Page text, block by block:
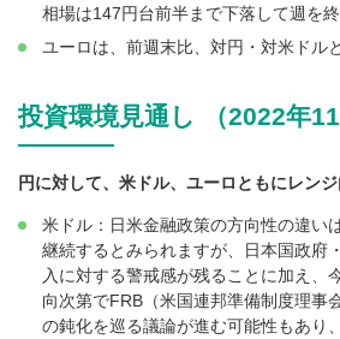
相場は147円台前半まで下落して週を終
ユーロは、前週末比、対円・対米ドル
投資環境見通し （2022年11
円に対して、米ドル、ユーロともにレン
米ドル：日米金融政策の方向性の違い
継続するとみられますが、日本国政府
入に対する警戒感が残ることに加え、
向次第でFRB（米国連邦準備制度理事
の鈍化を巡る議論が進む可能性もあり